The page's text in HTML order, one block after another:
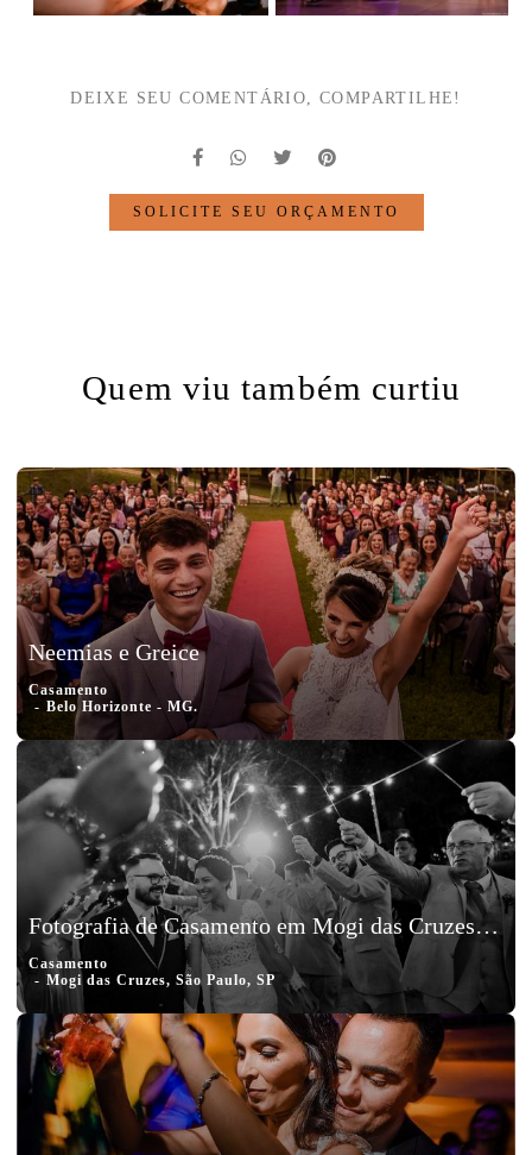
DEIXE SEU COMENTÁRIO, COMPARTILHE!
SOLICITE SEU ORÇAMENTO
Quem viu também curtiu
Neemias e Greice
Casamento
Belo Horizonte - MG.
Fotografia de Casamento em Mogi das Cruzes, São Paulo, Murilo e Maiara
Casamento
Mogi das Cruzes, São Paulo, SP